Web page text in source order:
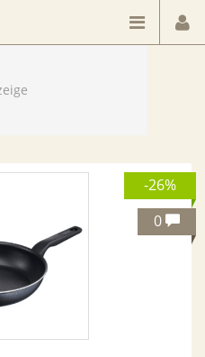
-26%
0